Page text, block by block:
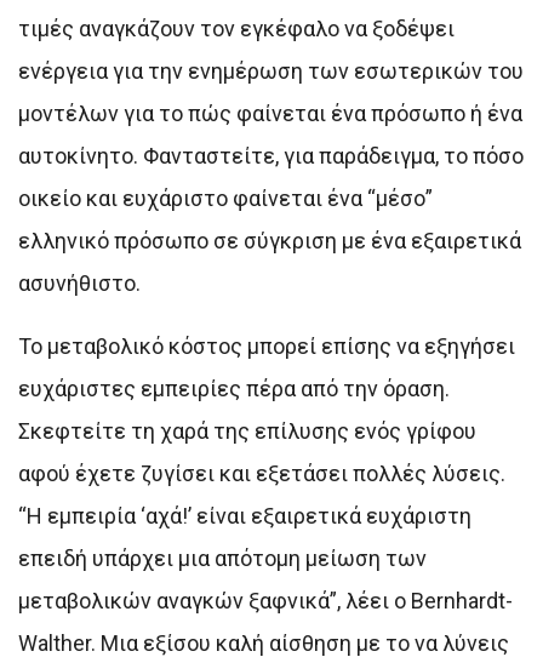
τιμές αναγκάζουν τον εγκέφαλο να ξοδέψει
ενέργεια για την ενημέρωση των εσωτερικών του
μοντέλων για το πώς φαίνεται ένα πρόσωπο ή ένα
αυτοκίνητο. Φανταστείτε, για παράδειγμα, το πόσο
οικείο και ευχάριστο φαίνεται ένα “μέσο”
ελληνικό πρόσωπο σε σύγκριση με ένα εξαιρετικά
ασυνήθιστο.
Το μεταβολικό κόστος μπορεί επίσης να εξηγήσει
ευχάριστες εμπειρίες πέρα από την όραση.
Σκεφτείτε τη χαρά της επίλυσης ενός γρίφου
αφού έχετε ζυγίσει και εξετάσει πολλές λύσεις.
“Η εμπειρία ‘αχά!’ είναι εξαιρετικά ευχάριστη
επειδή υπάρχει μια απότομη μείωση των
μεταβολικών αναγκών ξαφνικά”, λέει ο Bernhardt-
Walther. Μια εξίσου καλή αίσθηση με το να λύνεις